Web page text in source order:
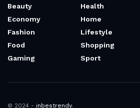
Beauty
Economy
Fashion
Food
Gaming
Health
Home
Lifestyle
Shopping
Sport
© 2024 - inbestrendy.